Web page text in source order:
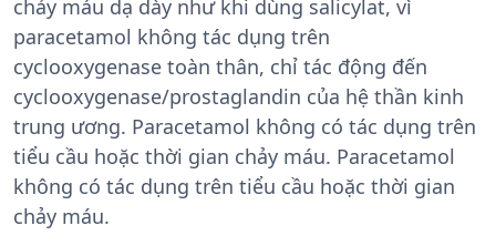
chảy máu dạ dày như khi dùng salicylat, vì
paracetamol không tác dụng trên
cyclooxygenase toàn thân, chỉ tác động đến
cyclooxygenase/prostaglandin của hệ thần kinh
trung ương. Paracetamol không có tác dụng trên
tiểu cầu hoặc thời gian chảy máu. Paracetamol
không có tác dụng trên tiểu cầu hoặc thời gian
chảy máu.